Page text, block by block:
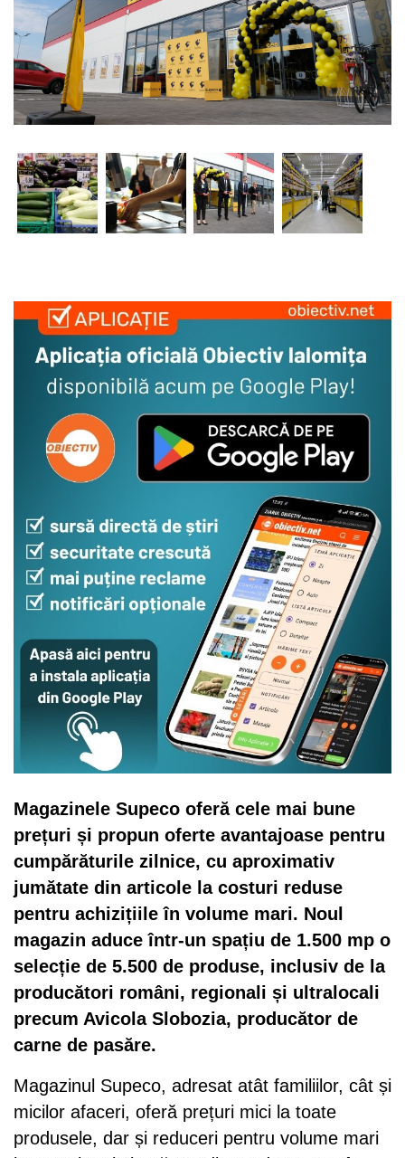
Magazinele Supeco oferă cele mai bune
prețuri și propun oferte avantajoase pentru
cumpărăturile zilnice, cu aproximativ
jumătate din articole la costuri reduse
pentru achizițiile în volume mari. Noul
magazin aduce într-un spațiu de 1.500 mp o
selecție de 5.500 de produse, inclusiv de la
producători români, regionali și ultralocali
precum Avicola Slobozia, producător de
carne de pasăre.
Magazinul Supeco, adresat atât familiilor, cât și
micilor afaceri, oferă prețuri mici la toate
produsele, dar și reduceri pentru volume mari